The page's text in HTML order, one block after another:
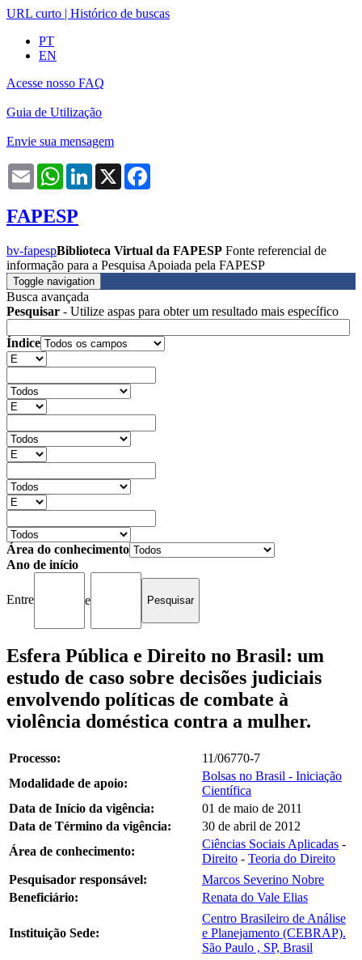
URL curto | Histórico de buscas
PT
EN
Acesse nosso FAQ
Guia de Utilização
Envie sua mensagem
Email WhatsAppLinkedIn
X
FAPESP
bv-fapespBiblioteca Virtual da FAPESP Fonte referencial de
informação para a Pesquisa Apoiada pela FAPESP
Toggle navigation
Busca avançada
Pesquisar - Utilize aspas para obter um resultado mais específico
Índice
Área do conhecimento
Ano de início
Entre e
Esfera Pública e Direito no Brasil: um
estudo de caso sobre decisões judiciais
envolvendo políticas de combate à
violência doméstica contra a mulher.
Processo:
11/06770-7
Modalidade de apoio:
Bolsas no Brasil - Iniciação
Científica
Data de Início da vigência:
01 de maio de 2011
Data de Término da vigência:
30 de abril de 2012
Área de conhecimento:
Ciências Sociais Aplicadas -
Direito - Teoria do Direito
Pesquisador responsável:
Marcos Severino Nobre
Beneficiário:
Renata do Vale Elias
Instituição Sede:
Centro Brasileiro de Análise
e Planejamento (CEBRAP).
São Paulo , SP, Brasil